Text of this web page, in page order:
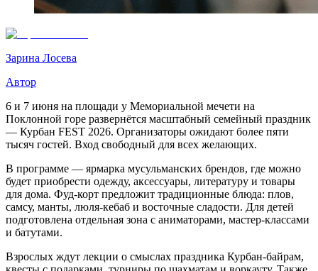
Зарина Лосева
Автор
6 и 7 июня на площади у Мемориальной мечети на
Поклонной горе развернётся масштабный семейный праздник
— Курбан FEST 2026. Организаторы ожидают более пяти
тысяч гостей. Вход свободный для всех желающих.
В программе — ярмарка мусульманских брендов, где можно
будет приобрести одежду, аксессуары, литературу и товары
для дома. Фуд-корт предложит традиционные блюда: плов,
самсу, манты, люля-кебаб и восточные сладости. Для детей
подготовлена отдельная зона с аниматорами, мастер-классами
и батутами.
Взрослых ждут лекции о смыслах праздника Курбан-байрам,